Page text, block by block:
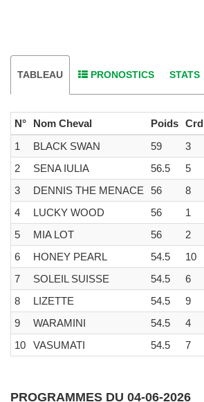
TABLEAU PRONOSTICS STATS
N° Nom Cheval Poids Crd
1
BLACK SWAN 59 3
2
SENA IULIA 56.5 5
3
DENNIS THE MENACE 56 8
4
LUCKY WOOD 56 1
5
MIA LOT 56 2
6
HONEY PEARL 54.5 10
7
SOLEIL SUISSE 54.5 6
8
LIZETTE 54.5 9
9
WARAMINI 54.5 4
10
VASUMATI 54.5 7
PROGRAMMES DU 04-06-2026